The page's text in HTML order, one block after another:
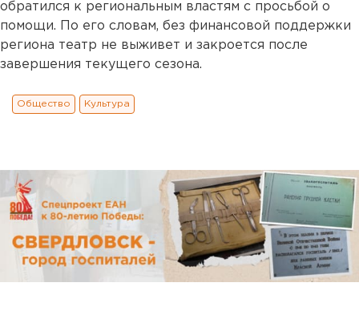
обратился к региональным властям с просьбой о
помощи. По его словам, без финансовой поддержки
региона театр не выживет и закроется после
завершения текущего сезона.
Общество Культура